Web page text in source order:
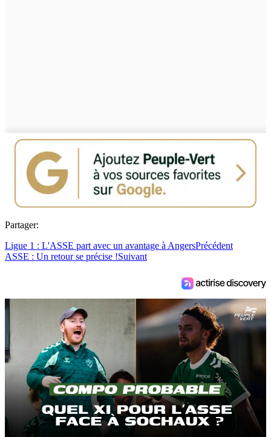
Partager:
Ligue 1 : L'ASSE part avec un avantage à AngersPrécédent
ASSE : Un retour se précise !Suivant